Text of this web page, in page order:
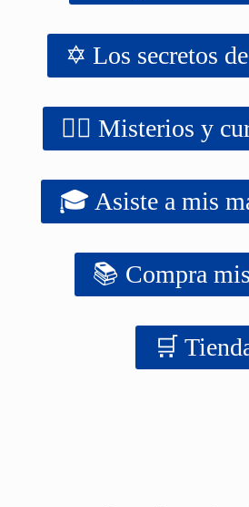
✡️ Los secretos
‍‍‍‍‍🧙‍♂️ Misterios y
🎓 Asiste a mis
📚 Compra
‍‍🛒